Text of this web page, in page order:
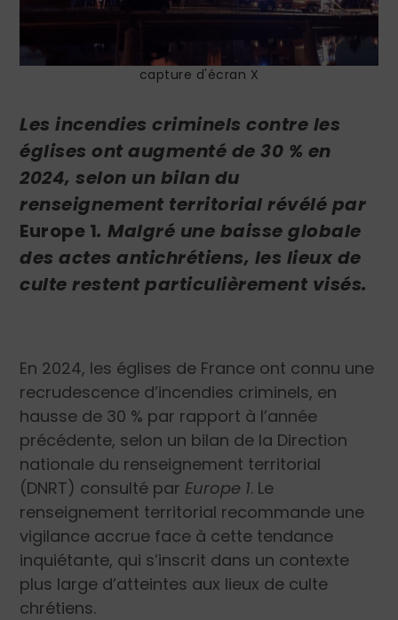
capture d'écran X
Les incendies criminels contre les
églises ont augmenté de 30 % en
2024, selon un bilan du
renseignement territorial révélé par
Europe 1. Malgré une baisse globale
des actes antichrétiens, les lieux de
culte restent particulièrement visés.
En 2024, les églises de France ont connu une
recrudescence d’incendies criminels, en
hausse de 30 % par rapport à l’année
précédente, selon un bilan de la Direction
nationale du renseignement territorial
(DNRT) consulté par Europe 1. Le
renseignement territorial recommande une
vigilance accrue face à cette tendance
inquiétante, qui s’inscrit dans un contexte
plus large d’atteintes aux lieux de culte
chrétiens.